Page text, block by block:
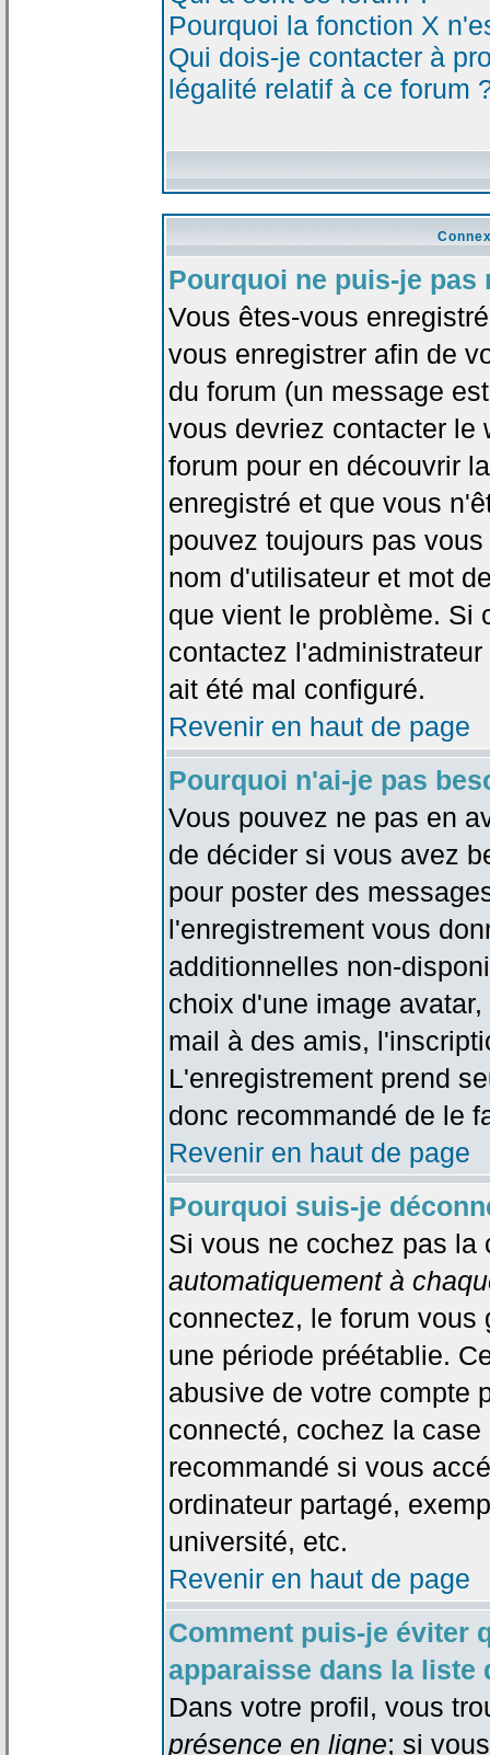
Pourquoi la fonction X
Qui dois-je contacter à
légalité relatif à ce forum
Pourquoi ne puis-je pas
Vous êtes-vous
vous enregistrer afin de
du forum (un message
vous devriez contacter le
forum pour en découvrir
enregistré et que vous
pouvez toujours pas
nom d'utilisateur et mot
que vient le problème. Si
contactez
ait été mal configuré.
Revenir en haut de page
Pourquoi n'ai-je pas
Vous pouvez ne pas en
de décider si vous avez
pour poster des
l'enregistrement vous
additionnelles non-
choix d'une image
mail à des amis,
L'enregistrement prend
donc recommandé de le
Revenir en haut de page
Pourquoi suis-je
Si vous ne cochez pas
automatiquement à
connectez, le forum vous
une période préétablie.
abusive de votre compte
connecté, cochez la
recommandé si vous
ordinateur partagé,
université, etc.
Revenir en haut de page
Comment puis-je éviter
apparaisse dans la liste
Dans votre profil, vous
présence en ligne; si